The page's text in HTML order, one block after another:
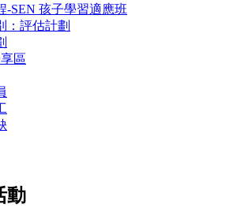
-SEN 孩子學習適應班
：評估計劃
區
動